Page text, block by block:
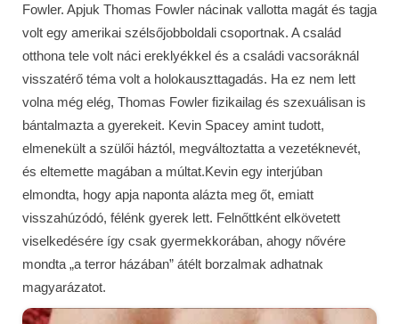
Fowler. Apjuk Thomas Fowler nácinak vallotta magát és tagja
volt egy amerikai szélsőjobboldali csoportnak. A család
otthona tele volt náci ereklyékkel és a családi vacsoráknál
visszatérő téma volt a holokauszttagadás. Ha ez nem lett
volna még elég, Thomas Fowler fizikailag és szexuálisan is
bántalmazta a gyerekeit. Kevin Spacey amint tudott,
elmenekült a szülői háztól, megváltoztatta a vezetéknevét,
és eltemette magában a múltat.Kevin egy interjúban
elmondta, hogy apja naponta alázta meg őt, emiatt
visszahúzódó, félénk gyerek lett. Felnőttként elkövetett
viselkedésére így csak gyermekkorában, ahogy nővére
mondta „a terror házában” átélt borzalmak adhatnak
magyarázatot.